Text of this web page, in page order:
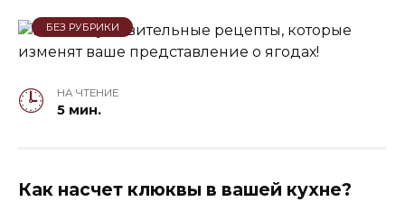
БЕЗ РУБРИКИ
НА ЧТЕНИЕ
5 мин.
Как насчет клюквы в вашей кухне?